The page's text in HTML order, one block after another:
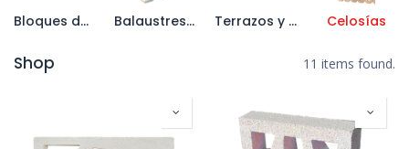
Bloques de Hormigón Balaustres y Pasamanos Terrazos y Aceras Celosías
Shop 11 items found.